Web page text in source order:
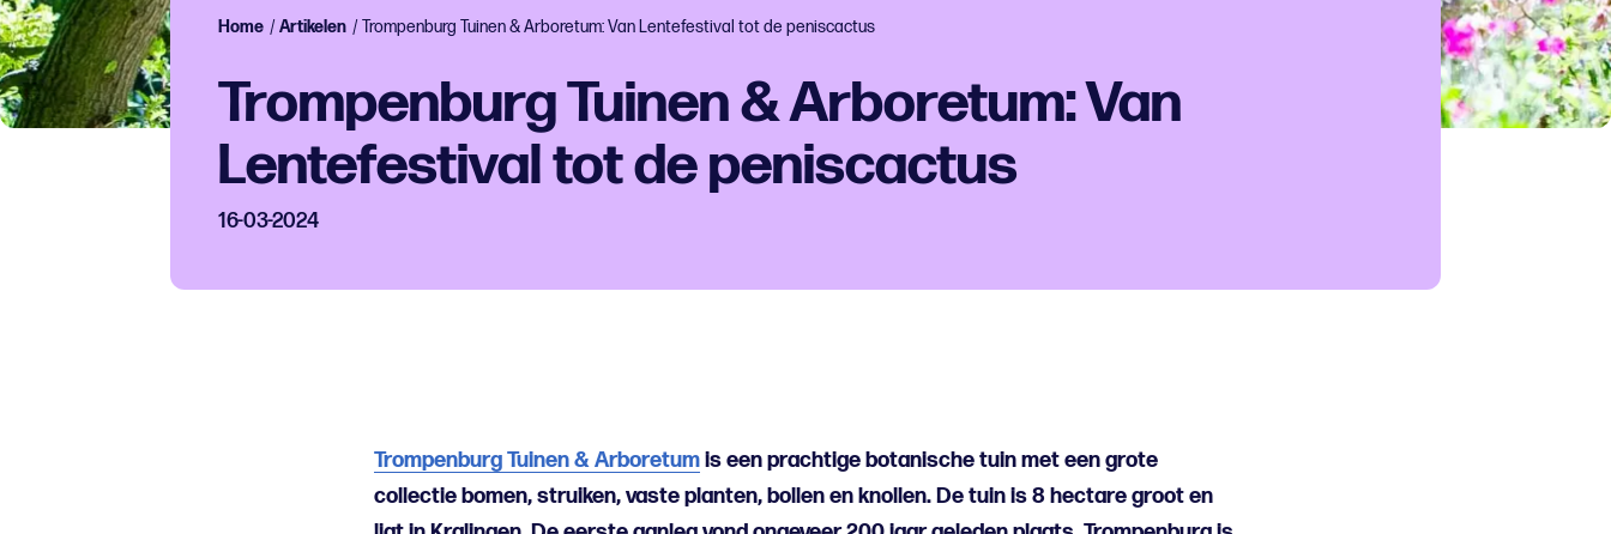
Home /Artikelen /Trompenburg Tuinen & Arboretum: Van Lentefestival tot de peniscactus
Trompenburg Tuinen & Arboretum: Van
Lentefestival tot de peniscactus
16-03-2024
Trompenburg Tuinen & Arboretum is een prachtige botanische tuin met een grote
collectie bomen, struiken, vaste planten, bollen en knollen. De tuin is 8 hectare groot en